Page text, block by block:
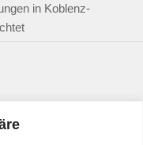
in Koblenz-